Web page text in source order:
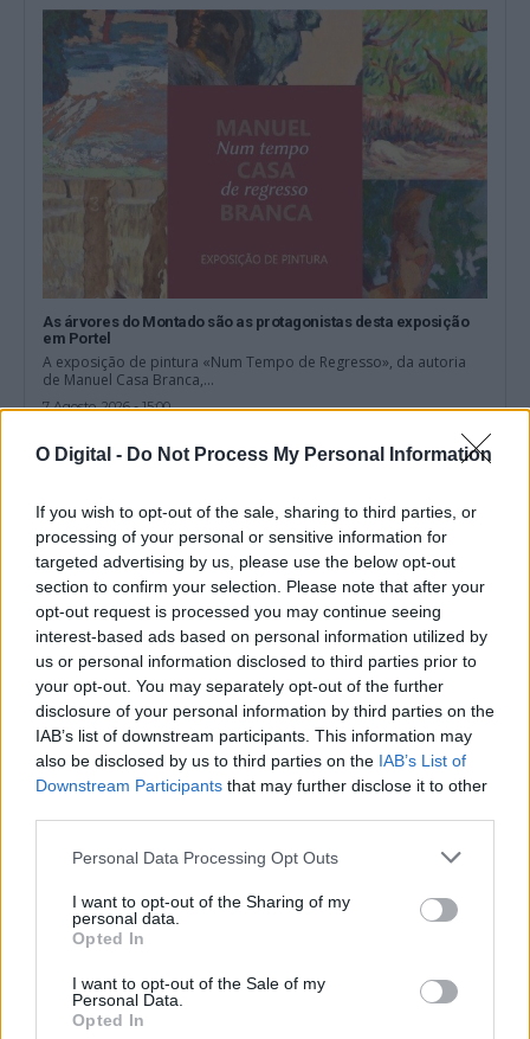
O Digital - Do Not Process My Personal Information
If you wish to opt-out of the sale, sharing to third parties, or
processing of your personal or sensitive information for
targeted advertising by us, please use the below opt-out
section to confirm your selection. Please note that after your
opt-out request is processed you may continue seeing
interest-based ads based on personal information utilized by
us or personal information disclosed to third parties prior to
your opt-out. You may separately opt-out of the further
disclosure of your personal information by third parties on the
IAB’s list of downstream participants. This information may
also be disclosed by us to third parties on the IAB’s List of
Downstream Participants that may further disclose it to other
Personal Data Processing Opt Outs
I want to opt-out of the Sharing of my
personal data.
Opted In
I want to opt-out of the Sale of my
Personal Data.
Opted In
As árvores do Montado são as protagonistas desta exposição
em Portel
A exposição de pintura «Num Tempo de Regresso», da autoria
de Manuel Casa Branca,...
7 Agosto, 2026 - 15:00
Noites do Jardim 2026 levam espetáculos a Mourão, Luz e
Granja
As Noites do Jardim regressam em agosto ao concelho de